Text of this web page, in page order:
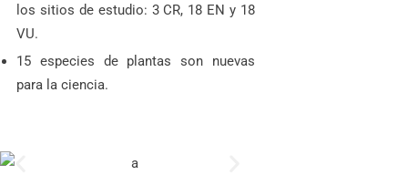
los sitios de estudio: 3 CR, 18 EN y 18
VU.
15 especies de plantas son nuevas
para la ciencia.